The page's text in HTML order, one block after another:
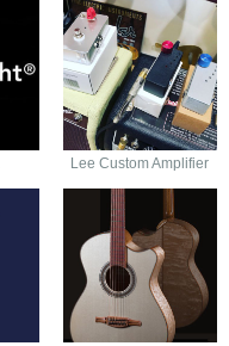
Lee Custom Amplifier